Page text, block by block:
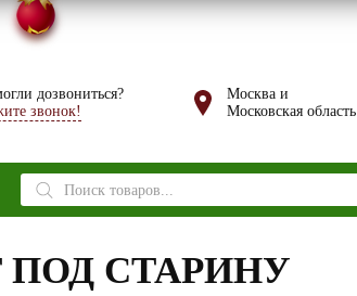
дозвониться?
звонок!
Москва и
Московская область
Поиск
товаров
ПОД СТАРИНУ